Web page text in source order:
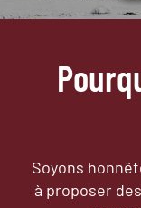
Soyons
à proposer